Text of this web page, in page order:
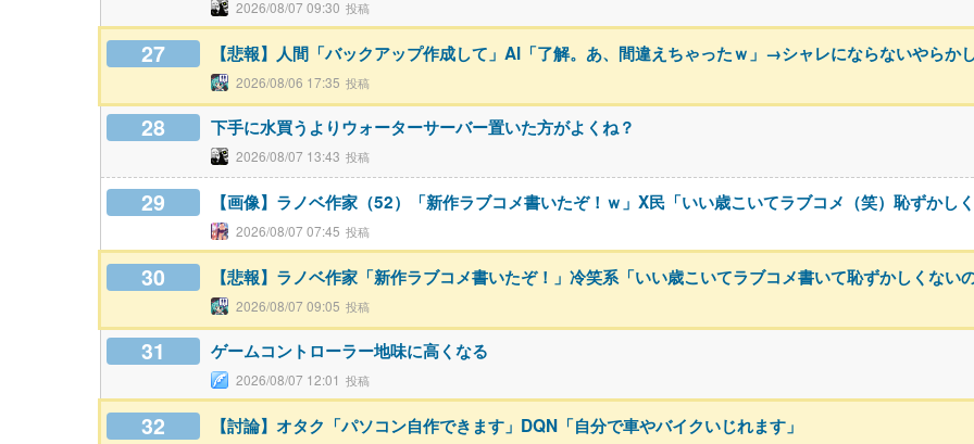
2026/08/07 09:30
27 【悲報】人間「バックアップ作成して」AI「了解。あ、間違えちゃったｗ」→シャレにならないやらか
2026/08/06 17:35
28 下手に水買うよりウォーターサーバー置いた方がよくね？
2026/08/07 13:43
29 【画像】ラノベ作家（52）「新作ラブコメ書いたぞ！ｗ」X民「いい歳こいてラブコメ（笑）恥ずか
2026/08/07 07:45
30 【悲報】ラノベ作家「新作ラブコメ書いたぞ！」冷笑系「いい歳こいてラブコメ書いて恥ずかしくないの
2026/08/07 09:05
31 ゲームコントローラー地味に高くなる
2026/08/07 12:01
32 【討論】オタク「パソコン自作できます」DQN「自分で車やバイクいじれます」